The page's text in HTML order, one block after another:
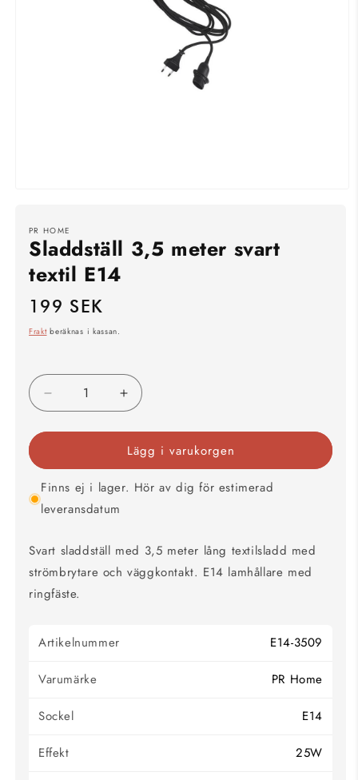
modalfönster
PR HOME
Sladdställ 3,5 meter svart
textil E14
Ordinarie
pris
199 SEK
Fraktberäknas i kassan.
Minska
kvantitet
för
3,5
meter
textil
Öka
kvantitet
för
Sladdställ
3,5
meter
Lägg i varukorgen
Finns ej i lager. Hör av dig för estimerad
leveransdatum
Svart sladdställ med 3,5 meter lång textilsladd med
strömbrytare och väggkontakt. E14 lamhållare med
ringfäste.
Artikelnummer E14-3509
Varumärke PR Home
Sockel E14
Effekt 25W